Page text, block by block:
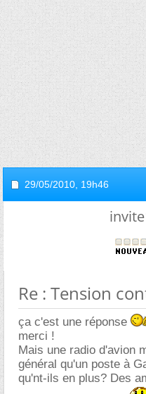
29/05/2010, 19h46
Re : Tension
ça c'est une réponse
merci !
Mais une radio d'avion
général qu'un poste à
qu'nt-ils en plus? Des